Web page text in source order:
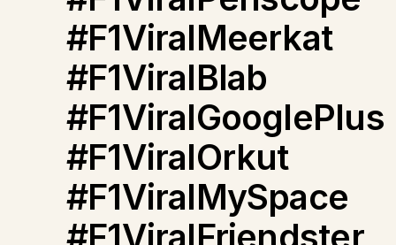
#F1ViralMeerkat
#F1ViralBlab
#F1ViralGooglePlus
#F1ViralOrkut
#F1ViralMySpace
#F1ViralFriendster